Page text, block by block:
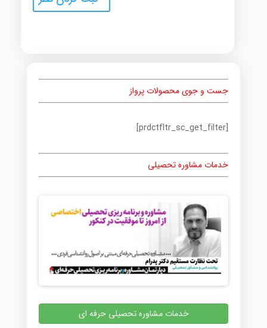
جست و جوی محصولات پرواز
[prdctfltr_sc_get_filter]
خدمات مشاوره تحصیلی
خدمات مشاوره تحصیلی حرفه ای